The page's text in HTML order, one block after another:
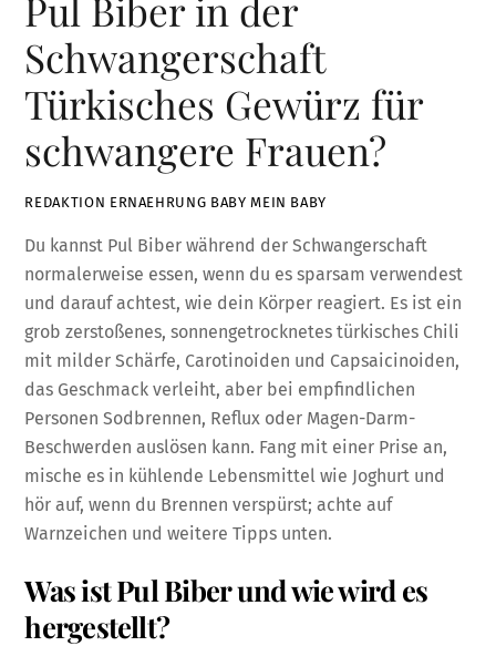
Pul Biber in der
Schwangerschaft
Türkisches Gewürz für
schwangere Frauen?
REDAKTION ERNAEHRUNG BABY MEIN BABY
Du kannst Pul Biber während der Schwangerschaft
normalerweise essen, wenn du es sparsam verwendest
und darauf achtest, wie dein Körper reagiert. Es ist ein
grob zerstoßenes, sonnengetrocknetes türkisches Chili
mit milder Schärfe, Carotinoiden und Capsaicinoiden,
das Geschmack verleiht, aber bei empfindlichen
Personen Sodbrennen, Reflux oder Magen-Darm-
Beschwerden auslösen kann. Fang mit einer Prise an,
mische es in kühlende Lebensmittel wie Joghurt und
hör auf, wenn du Brennen verspürst; achte auf
Warnzeichen und weitere Tipps unten.
Was ist Pul Biber und wie wird es
hergestellt?